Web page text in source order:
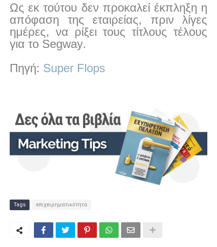
Ως εκ τούτου δεν προκαλεί έκπληξη η
απόφαση της εταιρείας, πριν λίγες
ημέρες, να ρίξει τους τίτλους τέλους
για το Segway.
Πηγή: Super Flops
Tags επιχειρηματικότητα